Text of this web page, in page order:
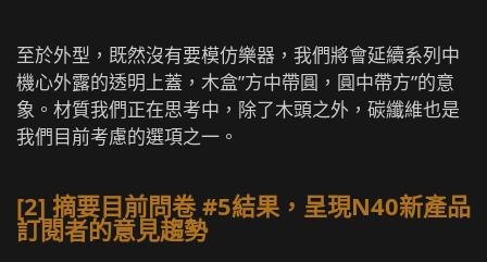
至於外型，既然沒有要模仿樂器，我們將會延續系列中
機心外露的透明上蓋，木盒”方中帶圓，圓中帶方”的意
象。材質我們正在思考中，除了木頭之外，碳纖維也是
我們目前考慮的選項之一。
[2] 摘要目前問卷 #5結果，呈現N40新產品
訂閱者的意見趨勢